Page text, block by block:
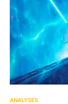
ANALYSES